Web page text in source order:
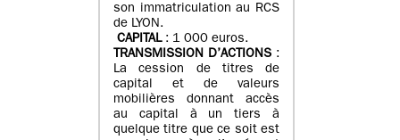
son immatriculation au RCS
de LYON.
CAPITAL: 1 000 euros.
TRANSMISSION D’ACTIONS :
La cession de titres de
capital et de valeurs
mobilières donnant accès
au capital à un tiers à
quelque titre que ce soit est